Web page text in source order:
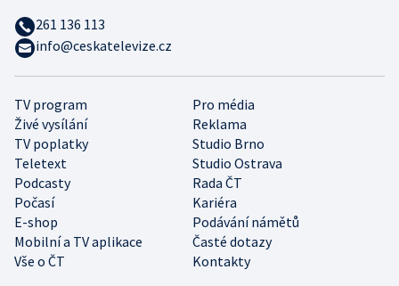
TV program
Pro média
Živé vysílání
Reklama
TV poplatky
Studio Brno
Teletext
Studio Ostrava
Podcasty
Rada ČT
Počasí
Kariéra
E-shop
Podávání námětů
Mobilní a TV aplikace
Časté dotazy
Vše o ČT
Kontakty
261 136 113
info@ceskatelevize.cz